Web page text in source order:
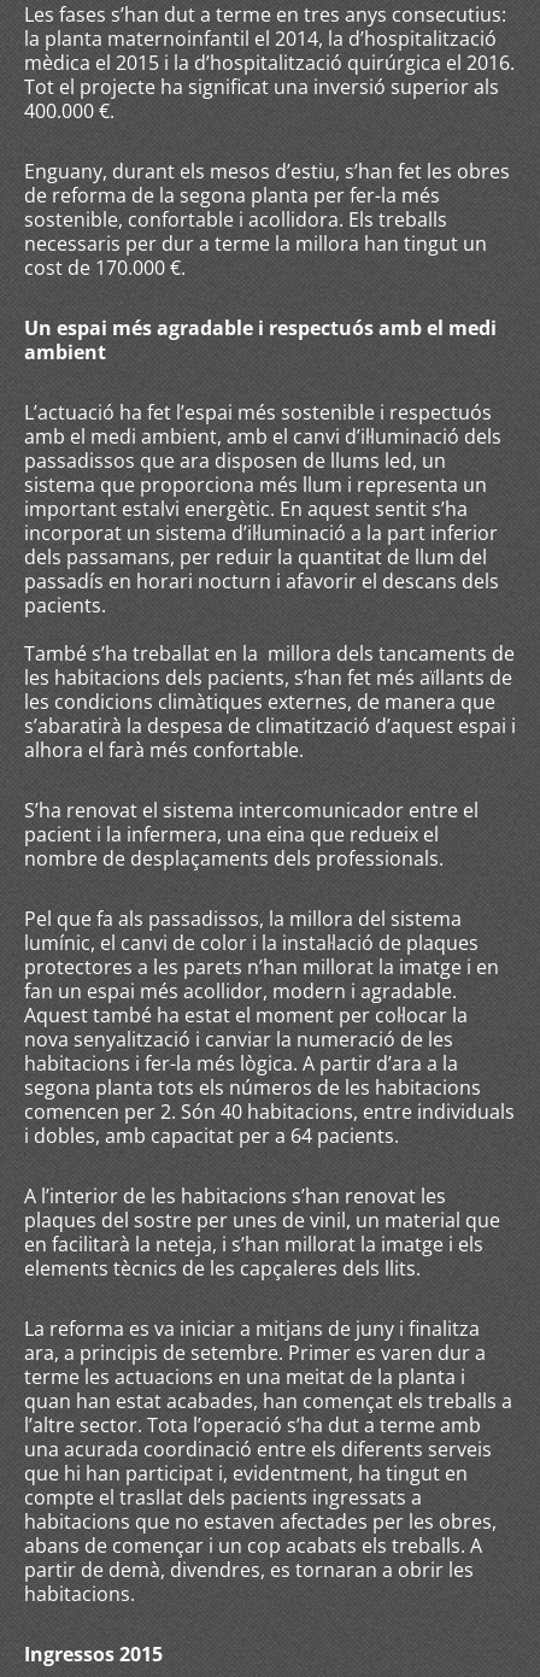
Les fases s’han dut a terme en tres anys consecutius:
la planta maternoinfantil el 2014, la d’hospitalització
mèdica el 2015 i la d’hospitalització quirúrgica el 2016.
Tot el projecte ha significat una inversió superior als
400.000 €.
Enguany, durant els mesos d’estiu, s’han fet les obres
de reforma de la segona planta per fer-la més
sostenible, confortable i acollidora. Els treballs
necessaris per dur a terme la millora han tingut un
cost de 170.000 €.
Un espai més agradable i respectuós amb el medi
ambient
L’actuació ha fet l’espai més sostenible i respectuós
amb el medi ambient, amb el canvi d’il·luminació dels
passadissos que ara disposen de llums led, un
sistema que proporciona més llum i representa un
important estalvi energètic. En aquest sentit s’ha
incorporat un sistema d’il·luminació a la part inferior
dels passamans, per reduir la quantitat de llum del
passadís en horari nocturn i afavorir el descans dels
pacients.
També s’ha treballat en la millora dels tancaments de
les habitacions dels pacients, s’han fet més aïllants de
les condicions climàtiques externes, de manera que
s’abaratirà la despesa de climatització d’aquest espai i
alhora el farà més confortable.
S’ha renovat el sistema intercomunicador entre el
pacient i la infermera, una eina que redueix el
nombre de desplaçaments dels professionals.
Pel que fa als passadissos, la millora del sistema
lumínic, el canvi de color i la instal·lació de plaques
protectores a les parets n’han millorat la imatge i en
fan un espai més acollidor, modern i agradable.
Aquest també ha estat el moment per col·locar la
nova senyalització i canviar la numeració de les
habitacions i fer-la més lògica. A partir d’ara a la
segona planta tots els números de les habitacions
comencen per 2. Són 40 habitacions, entre individuals
i dobles, amb capacitat per a 64 pacients.
A l’interior de les habitacions s’han renovat les
plaques del sostre per unes de vinil, un material que
en facilitarà la neteja, i s’han millorat la imatge i els
elements tècnics de les capçaleres dels llits.
La reforma es va iniciar a mitjans de juny i finalitza
ara, a principis de setembre. Primer es varen dur a
terme les actuacions en una meitat de la planta i
quan han estat acabades, han començat els treballs a
l’altre sector. Tota l’operació s’ha dut a terme amb
una acurada coordinació entre els diferents serveis
que hi han participat i, evidentment, ha tingut en
compte el trasllat dels pacients ingressats a
habitacions que no estaven afectades per les obres,
abans de començar i un cop acabats els treballs. A
partir de demà, divendres, es tornaran a obrir les
habitacions.
Ingressos 2015